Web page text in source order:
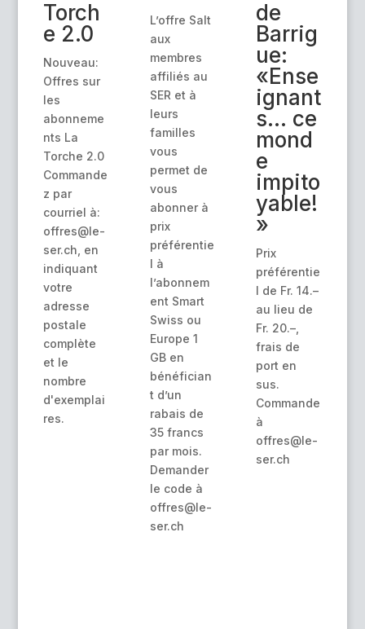
Torch
e 2.0
Nouveau:
Offres sur
les
abonneme
nts La
Torche 2.0
Commande
z par
courriel à:
offres@le-
ser.ch, en
indiquant
votre
adresse
postale
complète
et le
nombre
d'exemplai
res.
L’offre Salt
aux
membres
affiliés au
SER et à
leurs
familles
vous
permet de
vous
abonner à
prix
préférentie
l à
l’abonnem
ent Smart
Swiss ou
Europe 1
GB en
bénéfician
t d’un
rabais de
35 francs
par mois.
Demander
le code à
offres@le-
ser.ch
de
Barrig
ue:
«Ense
ignant
s… ce
mond
e
impito
yable!
»
Prix
préférentie
l de Fr. 14.–
au lieu de
Fr. 20.–,
frais de
port en
sus.
Commande
à
offres@le-
ser.ch